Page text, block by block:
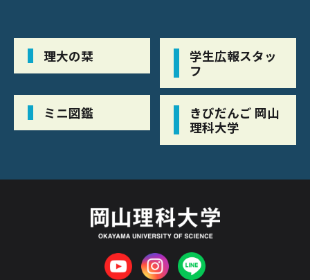
理大の栞
学生広報スタッ
フ
ミニ図鑑
きびだんご 岡山
理科大学